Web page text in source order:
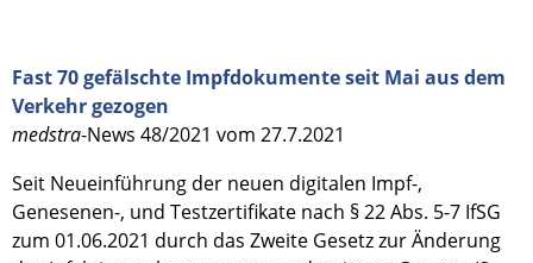
Fast 70 gefälschte Impfdokumente seit Mai aus dem
Verkehr gezogen
medstra-News 48/2021 vom 27.7.2021
Seit Neueinführung der neuen digitalen Impf-,
Genesenen-, und Testzertifikate nach § 22 Abs. 5-7 IfSG
zum 01.06.2021 durch das Zweite Gesetz zur Änderung